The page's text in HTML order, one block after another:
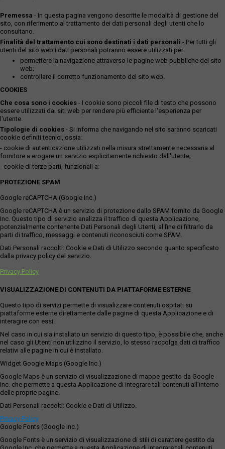
Premessa - In questa pagina vengono descritte le modalità di gestione del
sito, con riferimento al trattamento dei dati personali degli utenti che lo
consultano.
Finalità del trattamento cui sono destinati i dati personali - Per tutti gli
utenti del sito web i dati personali potranno essere utilizzati per:
permettere la navigazione attraverso le pagine web pubbliche del sito
web;
controllare il corretto funzionamento del sito web.
COOKIES
Che cosa sono i cookies - I cookie sono piccoli file di testo che possono
essere utilizzati dai siti web per rendere più efficiente l'esperienza per
l'utente.
Tipologie di cookies - Si informa che navigando nel sito saranno scaricati
cookie definiti tecnici, ossia:
- cookie di autenticazione utilizzati nella misura strettamente necessaria al
fornitore a erogare un servizio esplicitamente richiesto dall'utente;
- cookie di terze parti, funzionali a:
PROTEZIONE SPAM
Google reCAPTCHA (Google Inc.)
Google reCAPTCHA è un servizio di protezione dallo SPAM fornito da Google
Inc. Questo tipo di servizio analizza il traffico di questa Applicazione,
potenzialmente contenente Dati Personali degli Utenti, al fine di filtrarlo da
parti di traffico, messaggi e contenuti riconosciuti come SPAM.
Dati Personali raccolti: Cookie e Dati di Utilizzo secondo quanto specificato
dalla privacy policy del servizio.
Privacy Policy
VISUALIZZAZIONE DI CONTENUTI DA PIATTAFORME ESTERNE
Questo tipo di servizi permette di visualizzare contenuti ospitati su
piattaforme esterne direttamente dalle pagine di questa Applicazione e di
interagire con essi.
Nel caso in cui sia installato un servizio di questo tipo, è possibile che, anche
nel caso gli Utenti non utilizzino il servizio, lo stesso raccolga dati di traffico
relativi alle pagine in cui è installato.
Widget Google Maps (Google Inc.)
Google Maps è un servizio di visualizzazione di mappe gestito da Google
Inc. che permette a questa Applicazione di integrare tali contenuti all'interno
delle proprie pagine.
Dati Personali raccolti: Cookie e Dati di Utilizzo.
Privacy Policy
Google Fonts (Google Inc.)
Google Fonts è un servizio di visualizzazione di stili di carattere gestito da